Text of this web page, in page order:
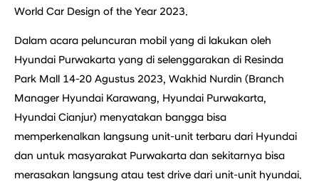
World Car Design of the Year 2023.
Dalam acara peluncuran mobil yang di lakukan oleh
Hyundai Purwakarta yang di selenggarakan di Resinda
Park Mall 14-20 Agustus 2023, Wakhid Nurdin (Branch
Manager Hyundai Karawang, Hyundai Purwakarta,
Hyundai Cianjur) menyatakan bangga bisa
memperkenalkan langsung unit-unit terbaru dari Hyundai
dan untuk masyarakat Purwakarta dan sekitarnya bisa
merasakan langsung atau test drive dari unit-unit hyundai.